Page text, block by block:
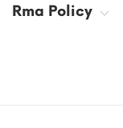
Rma Policy